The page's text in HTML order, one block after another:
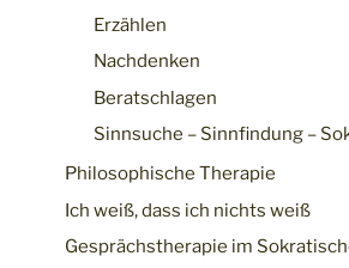
Erzählen
Nachdenken
Beratschlagen
Sinnsuche – Sinnfindung –
Philosophische Therapie
Ich weiß, dass ich nichts weiß
Gesprächstherapie im